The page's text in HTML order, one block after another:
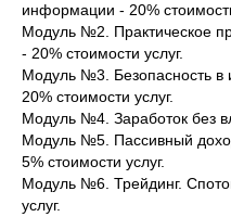
информации - 20%
Модуль №2. Практическое
- 20% стоимости услуг.
Модуль №3. Безопасность в
20% стоимости услуг.
Модуль №4. Заработок без
Модуль №5. Пассивный
5% стоимости услуг.
Модуль №6. Трейдинг.
услуг.